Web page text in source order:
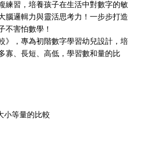
練習，培養孩子在生活中對數字的敏
腦邏輯力與靈活思考力！一步步打造
不害怕數學！
》，專為初階數字學習幼兒設計，培
寡、長短、高低，學習數和量的比
小等量的比較